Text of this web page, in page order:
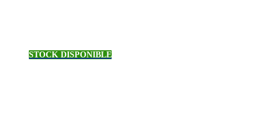
STOCK DISPONIBLE